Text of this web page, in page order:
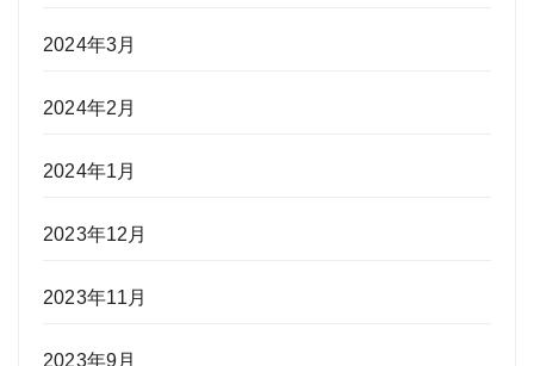
2024年3月
2024年2月
2024年1月
2023年12月
2023年11月
2023年9月